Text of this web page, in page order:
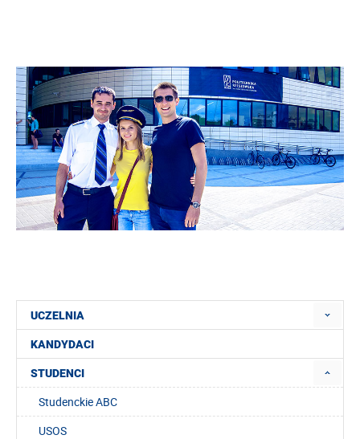
UCZELNIA
KANDYDACI
STUDENCI
Studenckie ABC
USOS